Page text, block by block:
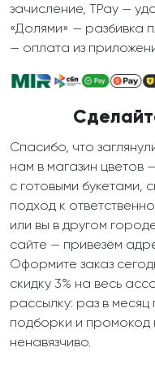
зачисление, TPay —
«Долями» — разбивка
— оплата из
Спасибо, что
нам в магазин цветов
с готовыми букетами,
подход к
или вы в другом
сайте — привезём
Оформите заказ
скидку 3% на весь
рассылку: раз в
подборки и промокод
ненавязчиво.